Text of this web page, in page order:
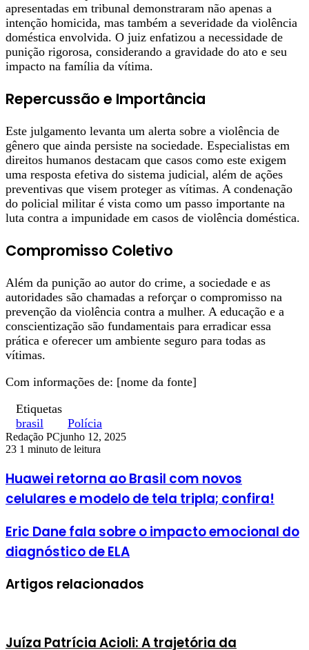
apresentadas em tribunal demonstraram não apenas a
intenção homicida, mas também a severidade da violência
doméstica envolvida. O juiz enfatizou a necessidade de
punição rigorosa, considerando a gravidade do ato e seu
impacto na família da vítima.
Repercussão e Importância
Este julgamento levanta um alerta sobre a violência de
gênero que ainda persiste na sociedade. Especialistas em
direitos humanos destacam que casos como este exigem
uma resposta efetiva do sistema judicial, além de ações
preventivas que visem proteger as vítimas. A condenação
do policial militar é vista como um passo importante na
luta contra a impunidade em casos de violência doméstica.
Compromisso Coletivo
Além da punição ao autor do crime, a sociedade e as
autoridades são chamadas a reforçar o compromisso na
prevenção da violência contra a mulher. A educação e a
conscientização são fundamentais para erradicar essa
prática e oferecer um ambiente seguro para todas as
vítimas.
Com informações de: [nome da fonte]
Etiquetas
brasil
Polícia
Redação PCjunho 12, 2025
23 1 minuto de leitura
Huawei retorna ao Brasil com novos
celulares e modelo de tela tripla; confira!
Eric Dane fala sobre o impacto emocional do
diagnóstico de ELA
Artigos relacionados
Juíza Patrícia Acioli: A trajetória da